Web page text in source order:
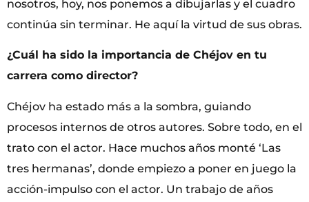
nosotros, hoy, nos ponemos a dibujarlas y el cuadro
continúa sin terminar. He aquí la virtud de sus obras.
¿Cuál ha sido la importancia de Chéjov en tu
carrera como director?
Chéjov ha estado más a la sombra, guiando
procesos internos de otros autores. Sobre todo, en el
trato con el actor. Hace muchos años monté ‘Las
tres hermanas’, donde empiezo a poner en juego la
acción-impulso con el actor. Un trabajo de años